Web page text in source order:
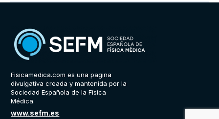
Fisicamedica.com es una pagina
divulgativa creada y mantenida por la
Sociedad Española de la Física
Médica.
www.sefm.es